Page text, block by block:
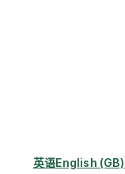
英语English (GB)